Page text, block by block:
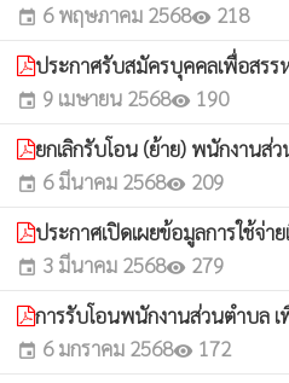
event 6 พฤษภาคม 2568visibility 218
ประกาศรับสมัครบุคคลเพื่อสรร
event 9 เมษายน 2568visibility 190
ยกเลิกรับโอน (ย้าย) พนักงานส่
event 6 มีนาคม 2568visibility 209
ประกาศเปิดเผยข้อมูลการใช้จ่
event 3 มีนาคม 2568visibility 279
การรับโอนพนักงานส่วนตำบล
event 6 มกราคม 2568visibility 172